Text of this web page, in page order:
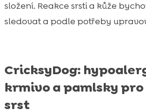
složení. Reakce srsti a kůže
sledovat a podle potřeby
CricksyDog:
krmivo a pamlsky
srst